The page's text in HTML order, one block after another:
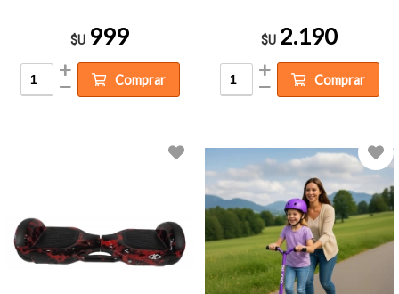
$U 999
Comprar
$U 2.190
Comprar